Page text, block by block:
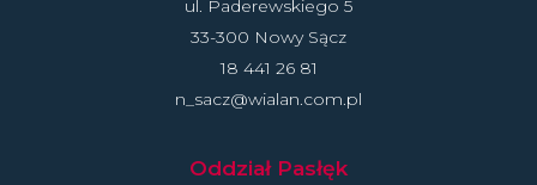
ul. Paderewskiego 5
33-300 Nowy Sącz
18 441 26 81
n_sacz@wialan.com.pl
Oddział Pasłęk